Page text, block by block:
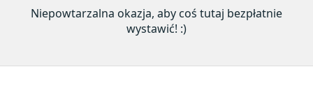
Niepowtarzalna okazja, aby coś tutaj bezpłatnie
wystawić! :)